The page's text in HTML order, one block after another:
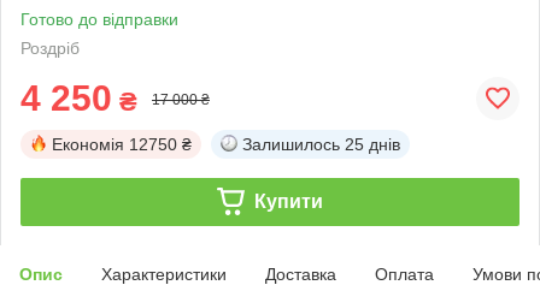
Готово до відправки
Роздріб
4 250 ₴ 17 000 ₴
Економія 12750 ₴ Залишилось 25 днів
Купити
Опис Характеристики Доставка Оплата Умови